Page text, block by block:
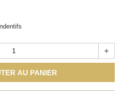
+
AU PANIER